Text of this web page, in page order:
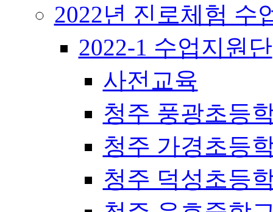
2022년 진로체험 수
2022-1 수업지원단
사전교육
청주 풍광초등
청주 가경초등
청주 덕성초등